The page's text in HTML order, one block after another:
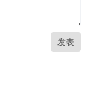
发表